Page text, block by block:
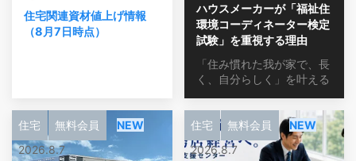
住宅関連資材値上げ情報
（8月7日時点）
ハウスメーカーが「福祉住
環境コーディネーター検定
試験」を重視する理由
「住み慣れた我が家で、長
く、自分らしく」を叶える
住宅 無料会員
NEW
2026.8.7
住宅 無料会員
NEW
2026.8.7